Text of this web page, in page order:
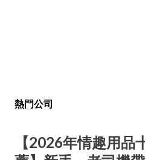
熱門公司
【2026年情趣用品